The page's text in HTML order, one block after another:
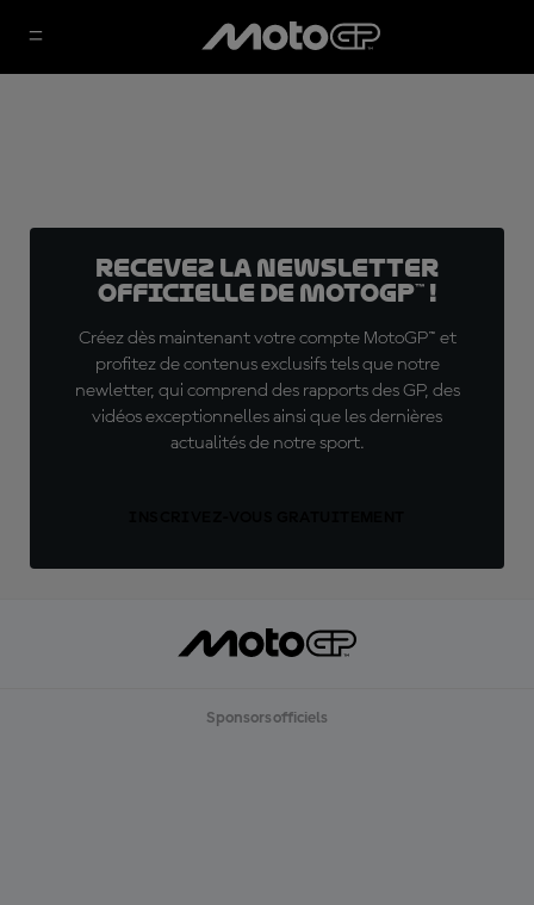
Recevez la Newsletter
officielle de MotoGP™ !
Créez dès maintenant votre compte MotoGP™ et
profitez de contenus exclusifs tels que notre
newletter, qui comprend des rapports des GP, des
vidéos exceptionnelles ainsi que les dernières
actualités de notre sport.
Sponsors officiels